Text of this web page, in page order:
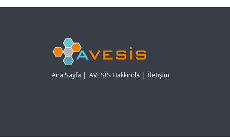
Ana Sayfa | AVESİS Hakkında | İletişim